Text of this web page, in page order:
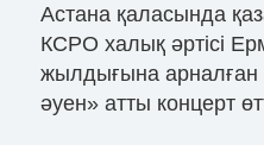
Астана қаласында
КСРО халық әртісі
жылдығына арналған
әуен» атты концерт